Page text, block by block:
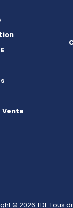
Vente
© 2026 TDI. Tous